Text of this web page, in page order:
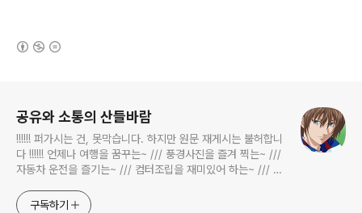
공유와 소통의 산들바람
!!!!!! 퍼가시는 건, 못막습니다. 하지만 원문 재게시는 불허합니
다 !!!!!! 언제나 여행을 꿈꾸는~ /// 풍경사진을 즐겨 찍는~ ///
자동차 운전을 즐기는~ /// 컴터조립을 재미있어 하는~ /// 고
식하는 미드가 있는~ /// 사회적 이슈에 발언하는~ 不老巨
구독하기